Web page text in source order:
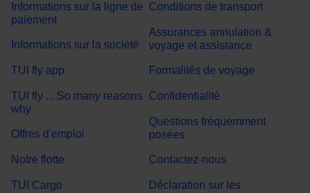
Informations sur la ligne de
paiement
Informations sur la société
TUI fly app
TUI fly ... So many reasons
why
Offres d'emploi
Notre flotte
TUI Cargo
Conditions de transport
Assurances annulation &
voyage et assistance
Formalités de voyage
Confidentialité
Questions fréquemment
posées
Contactez-nous
Déclaration sur les